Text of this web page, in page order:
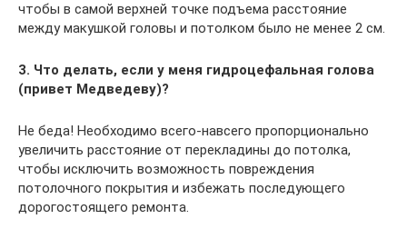
чтобы в самой верхней точке подъема расстояние
между макушкой головы и потолком было не менее 2 см.
3. Что делать, если у меня гидроцефальная голова
(привет Медведеву)?
Не беда! Необходимо всего-навсего пропорционально
увеличить расстояние от перекладины до потолка,
чтобы исключить возможность повреждения
потолочного покрытия и избежать последующего
дорогостоящего ремонта.